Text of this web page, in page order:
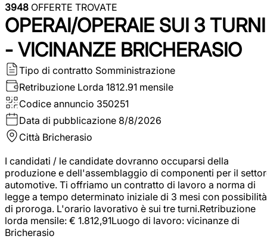
3948 OFFERTE TROVATE
OPERAI/OPERAIE SUI 3 TURNI
- VICINANZE BRICHERASIO
Tipo di contratto Somministrazione
Retribuzione Lorda 1812.91 mensile
Codice annuncio 350251
Data di pubblicazione 8/8/2026
Città Bricherasio
I candidati / le candidate dovranno occuparsi della
produzione e dell'assemblaggio di componenti per il
automotive. Ti offriamo un contratto di lavoro a norma di
legge a tempo determinato iniziale di 3 mesi con possibilità
di proroga. L'orario lavorativo è sui tre turni.Retribuzione
lorda mensile: € 1.812,91Luogo di lavoro: vicinanze di
Bricherasio